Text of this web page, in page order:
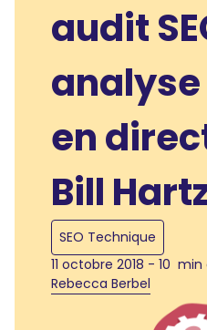
audit
en
Bill
SEO Technique
11 octobre 2018 - 10
Rebecca Berbel